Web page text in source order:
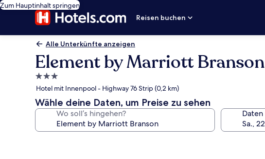
Zum Hauptinhalt springen
Reisen buchen
Alle Unterkünfte anzeigen
Element by Marriott Branson
3.0-
Sterne-
Unterkunft
Hotel mit Innenpool - Highway 76 Strip (0,2 km)
Wähle deine Daten, um Preise zu sehen
Wo soll’s hingehen? Daten